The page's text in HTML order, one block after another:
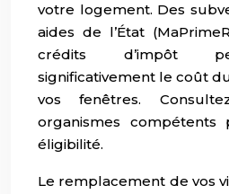
votre logement. Des
aides de l’État
crédits d’impôt
significativement le coût
vos fenêtres.
organismes
éligibilité.
Le remplacement de vos